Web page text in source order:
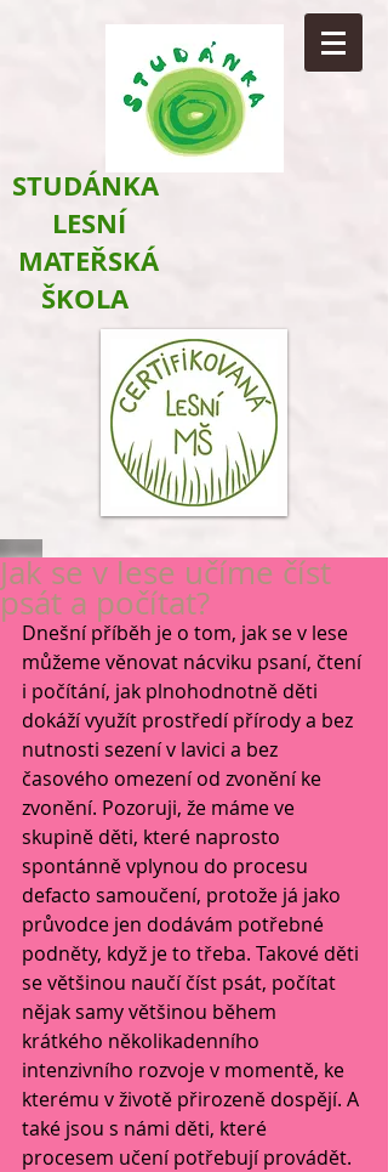
​STUDÁNKA
LESNÍ
MATEŘSKÁ
ŠKOLA
Jak se v lese učíme číst
psát a počítat?
Dnešní příběh je o tom, jak se v lese
můžeme věnovat nácviku psaní, čtení
i počítání, jak plnohodnotně děti
dokáží využít prostředí přírody a bez
nutnosti sezení v lavici a bez
časového omezení od zvonění ke
zvonění. Pozoruji, že máme ve
skupině děti, které naprosto
spontánně vplynou do procesu
defacto samoučení, protože já jako
průvodce jen dodávám potřebné
podněty, když je to třeba. Takové děti
se většinou naučí číst psát, počítat
nějak samy většinou během
krátkého několikadenního
intenzivního rozvoje v momentě, ke
kterému v životě přirozeně dospějí. A
také jsou s námi děti, které
procesem učení potřebují provádět.